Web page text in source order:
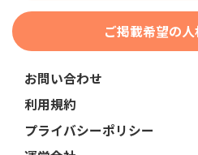
技術・人文知識・国際業務
助成金
教育・研修
ご掲載希望の
お問い合わせ
利用規約
プライバシーポリシー